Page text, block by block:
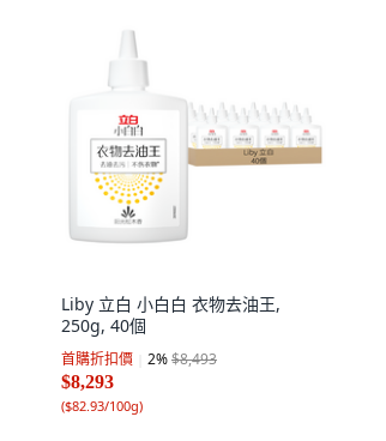
Liby 立白 小白白 衣物去油王,
250g, 40個
首購折扣價 2%$8,493
$8,293
($82.93/100g)